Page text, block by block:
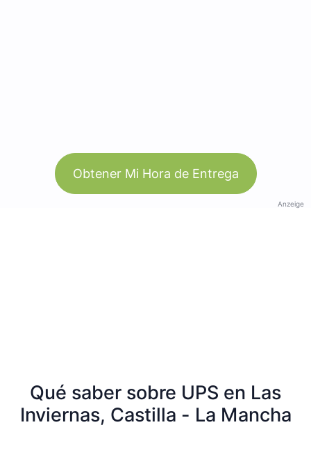
Obtener Mi Hora de Entrega
Anzeige
Qué saber sobre UPS en Las
Inviernas, Castilla - La Mancha